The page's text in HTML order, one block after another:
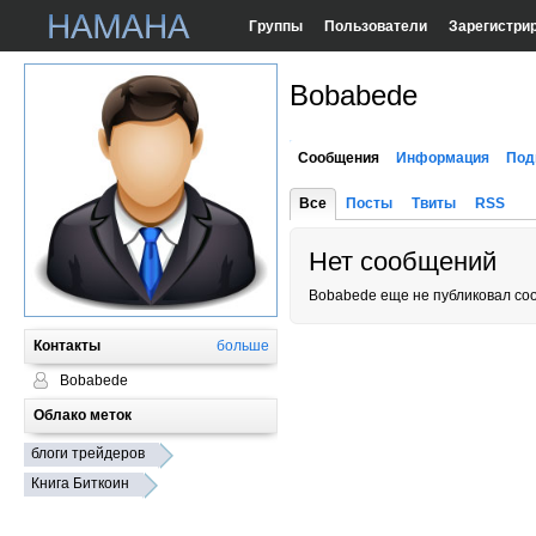
Группы Пользователи
Контакты больше
Bobabede
Облако меток
блоги трейдеров
Книга Биткоин
Bobabede
Сообщения Информация
Все Посты Твиты RSS
Нет сообщений
Bobabede еще не публиковал